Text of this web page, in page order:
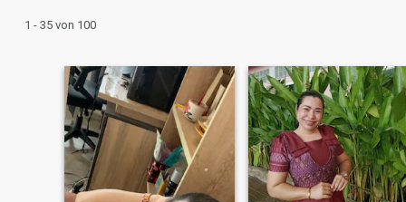
1 - 35 von 100